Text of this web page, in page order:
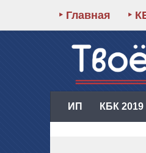
‣ Главная ‣
ИП КБК 2019